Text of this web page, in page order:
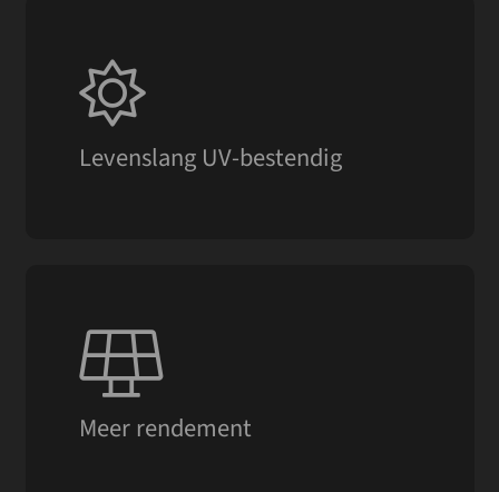
Levenslang UV-bestendig
Silicone Roof Coating is een zonwerende
siliconen dakbedekking en biedt daardoor
levenslange UV protectie.
Meer rendement
Energiebesparend en door de reflecterende
werking meer rendement op je zonnepanelen.